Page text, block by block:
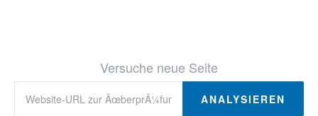
Versuche neue Seite
ANALYSIEREN